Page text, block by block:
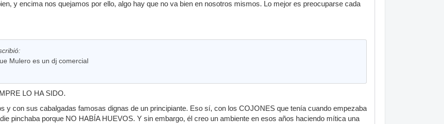
y encima nos quejamos por ello, algo hay que no va bien en nosotros mismos. Lo mejor es preocuparse cada
Mulero es un dj comercial
LO HA SIDO.
y con sus cabalgadas famosas dignas de un principiante. Eso sí, con los COJONES que tenía cuando empezaba
pinchaba porque NO HABÍA HUEVOS. Y sin embargo, él creo un ambiente en esos años haciendo mítica una